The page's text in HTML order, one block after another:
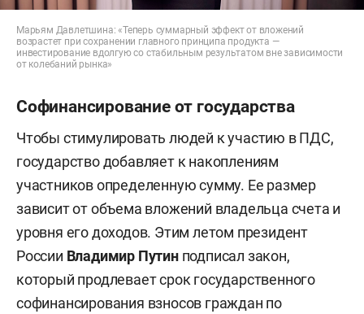
Марьям Давлетшина: «Теперь суммарный эффект от вложений
возрастет при сохранении главного принципа продукта —
инвестирование вдолгую со стабильным результатом вне зависимости
от колебаний рынка»
Софинансирование от государства
Чтобы стимулировать людей к участию в ПДС,
государство добавляет к накоплениям
участников определенную сумму. Ее размер
зависит от объема вложений владельца счета и
уровня его доходов. Этим летом президент
России Владимир Путинподписал закон,
который продлевает срок государственного
софинансирования взносов граждан по